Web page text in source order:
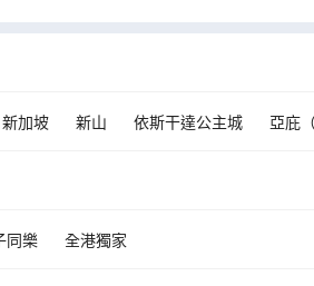
新加坡 新山 依斯干達公主城 亞庇
同樂 全港獨家